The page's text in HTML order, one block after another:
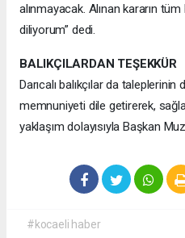
alınmayacak. Alınan kararın tüm
diliyorum” dedi.
BALIKÇILARDAN TEŞEKKÜR
Darıcalı balıkçılar da taleplerinin
memnuniyeti dile getirerek,
yaklaşım dolayısıyla Başkan
#kocaeli haber